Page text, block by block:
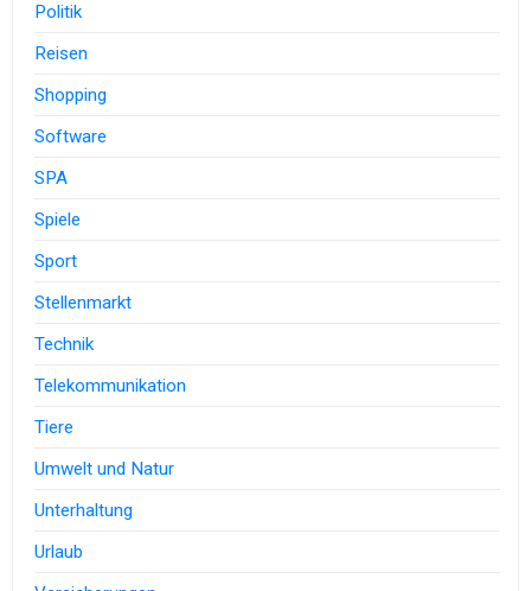
Politik
Reisen
Shopping
Software
SPA
Spiele
Sport
Stellenmarkt
Technik
Telekommunikation
Tiere
Umwelt und Natur
Unterhaltung
Urlaub